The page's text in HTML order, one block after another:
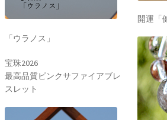
「ウラノス」
宝珠2026
最高品質ピンクサファイアブレ
スレット
開運「